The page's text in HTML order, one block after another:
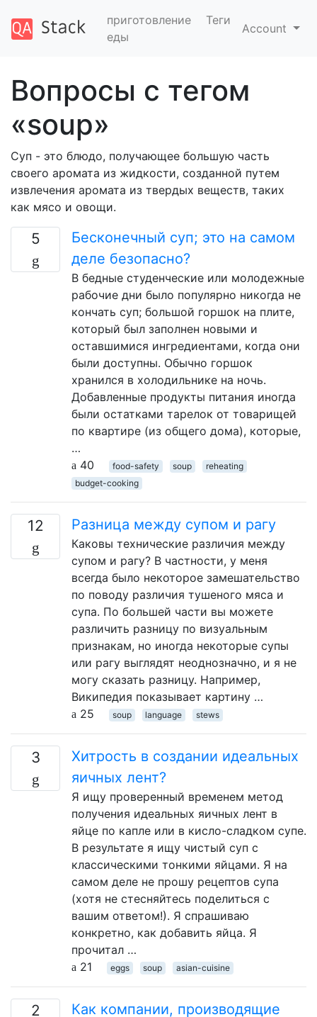
приготовление
еды
Теги
Account
Вопросы с тегом
«soup»
Суп - это блюдо, получающее большую часть
своего аромата из жидкости, созданной путем
извлечения аромата из твердых веществ, таких
как мясо и овощи.
5
Бесконечный суп; это на самом
деле безопасно?
В бедные студенческие или молодежные
рабочие дни было популярно никогда не
кончать суп; большой горшок на плите,
который был заполнен новыми и
оставшимися ингредиентами, когда они
были доступны. Обычно горшок
хранился в холодильнике на ночь.
Добавленные продукты питания иногда
были остатками тарелок от товарищей
по квартире (из общего дома), которые,
…
40
food-safety soup
reheating
budget-cooking
12 Разница между супом и рагу
Каковы технические различия между
супом и рагу? В частности, у меня
всегда было некоторое замешательство
по поводу различия тушеного мяса и
супа. По большей части вы можете
различить разницу по визуальным
признакам, но иногда некоторые супы
или рагу выглядят неоднозначно, и я не
могу сказать разницу. Например,
Википедия показывает картину …
25
soup language stews
3
Хитрость в создании идеальных
яичных лент?
Я ищу проверенный временем метод
получения идеальных яичных лент в
яйце по капле или в кисло-сладком супе.
В результате я ищу чистый суп с
классическими тонкими яйцами. Я на
самом деле не прошу рецептов супа
(хотя не стесняйтесь поделиться с
вашим ответом!). Я спрашиваю
конкретно, как добавить яйца. Я
прочитал …
21
eggs soup asian-cuisine
2
Как компании, производящие